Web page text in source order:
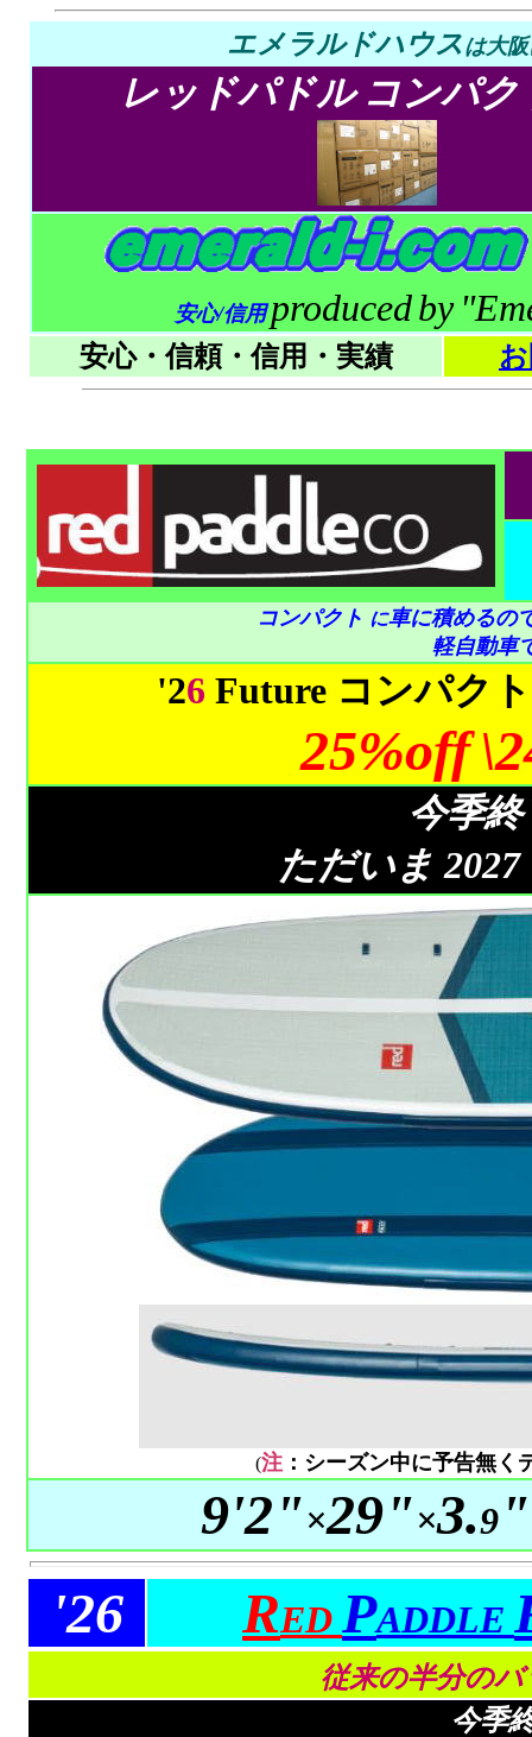
エメラルドハウスは大阪
レッドパドル コンパ
安心/信用 producedby
安心・信頼・信用・実績
コンパクト に車に積めるの
軽自動車
'26 Future コンパク
25%off
今季
ただいま
(注：シーズン中に予告無く
9'2"×29"×3.9 "
'26 RED PADDLE
従来の半分の
今季